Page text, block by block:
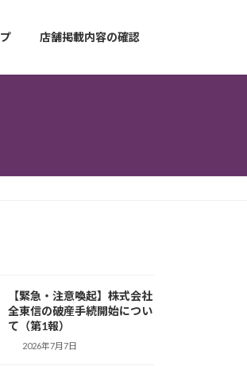
店舗掲載内容の確認
【緊急・注意喚起】株式会社
全東信の破産手続開始につい
て（第1報）
2026年7月7日